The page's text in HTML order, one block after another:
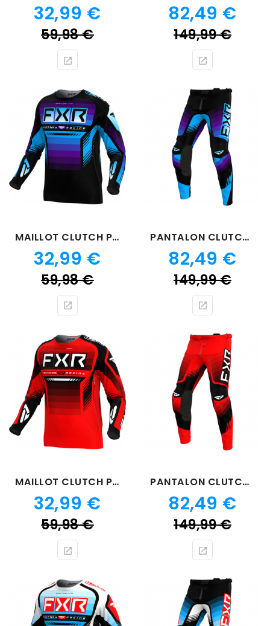
Prix
32,99 €
59,98 €Prix
Prix
82,49 €
149,99 €Prix
MAILLOT CLUTCH PRO VIOLET
Prix
32,99 €
59,98 €Prix
PANTALON CLUTCH PRO VIOLET
Prix
82,49 €
149,99 €Prix
MAILLOT CLUTCH PRO ROUGE 24
Prix
32,99 €
59,98 €Prix
PANTALON CLUTCH PRO ROUGE 24
Prix
82,49 €
149,99 €Prix